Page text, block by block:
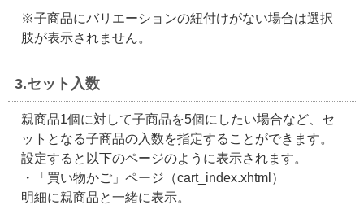
※子商品にバリエーションの紐付けがない場合は選択
肢が表示されません。
3.セット入数
親商品1個に対して子商品を5個にしたい場合など、セ
ットとなる子商品の入数を指定することができます。
設定すると以下のページのように表示されます。
・「買い物かご」ページ（cart_index.xhtml）
明細に親商品と一緒に表示。